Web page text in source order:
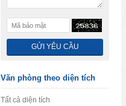
Văn phòng theo diện tích
Tất cả diện tích